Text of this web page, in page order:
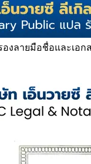
งลายมือชื่อและเอก